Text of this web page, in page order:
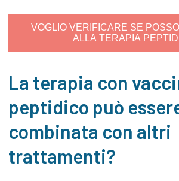
VOGLIO VERIFICARE SE
ALLA TERAPIA
La terapia con
peptidico può
combinata con altri
trattamenti?